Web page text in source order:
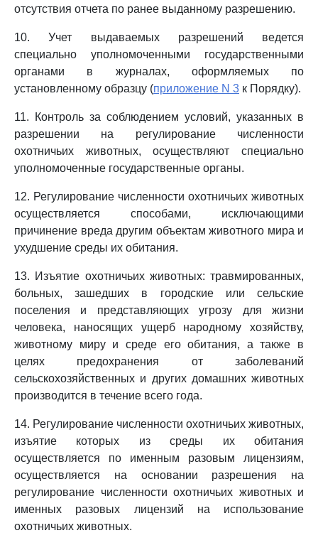
отсутствия отчета по ранее выданному разрешению.
10. Учет выдаваемых разрешений ведется
специально уполномоченными государственными
органами в журналах, оформляемых по
установленному образцу (приложение N 3 к Порядку).
11. Контроль за соблюдением условий, указанных в
разрешении на регулирование численности
охотничьих животных, осуществляют специально
уполномоченные государственные органы.
12. Регулирование численности охотничьих животных
осуществляется способами, исключающими
причинение вреда другим объектам животного мира и
ухудшение среды их обитания.
13. Изъятие охотничьих животных: травмированных,
больных, зашедших в городские или сельские
поселения и представляющих угрозу для жизни
человека, наносящих ущерб народному хозяйству,
животному миру и среде его обитания, а также в
целях предохранения от заболеваний
сельскохозяйственных и других домашних животных
производится в течение всего года.
14. Регулирование численности охотничьих животных,
изъятие которых из среды их обитания
осуществляется по именным разовым лицензиям,
осуществляется на основании разрешения на
регулирование численности охотничьих животных и
именных разовых лицензий на использование
охотничьих животных.